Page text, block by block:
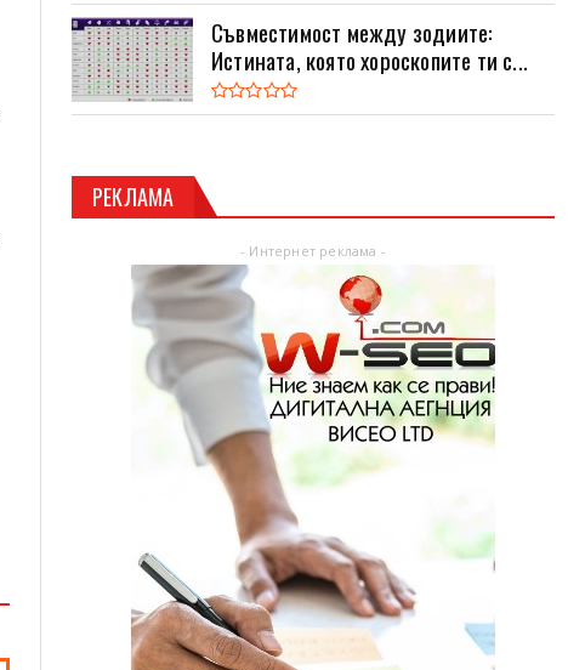
Съвместимост между зодиите:
Истината, която хороскопите ти с...
РЕКЛАМА
- Интернет реклама -